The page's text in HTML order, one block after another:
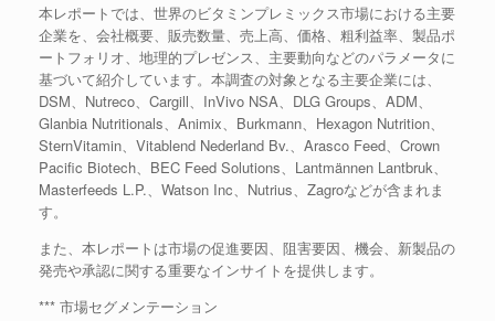
本レポートでは、世界のビタミンプレミックス市場における主要
企業を、会社概要、販売数量、売上高、価格、粗利益率、製品ポ
ートフォリオ、地理的プレゼンス、主要動向などのパラメータに
基づいて紹介しています。本調査の対象となる主要企業には、
DSM、Nutreco、Cargill、InVivo NSA、DLG Groups、ADM、
Glanbia Nutritionals、Animix、Burkmann、Hexagon Nutrition、
SternVitamin、Vitablend Nederland Bv.、Arasco Feed、Crown
Pacific Biotech、BEC Feed Solutions、Lantmännen Lantbruk、
Masterfeeds L.P.、Watson Inc、Nutrius、Zagroなどが含まれま
す。
また、本レポートは市場の促進要因、阻害要因、機会、新製品の
発売や承認に関する重要なインサイトを提供します。
*** 市場セグメンテーション